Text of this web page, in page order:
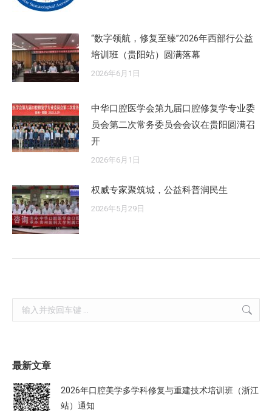
“数字领航，修复至臻”2026年西部行公益
培训班（贵阳站）圆满落幕
2026年6月1日
中华口腔医学会第九届口腔修复学专业委
员会第二次常务委员会会议在贵阳圆满召
开
2026年6月1日
权威专家聚筑城，公益科普润民生
2026年5月29日
Search:
最新文章
2026年口腔美学多学科修复与重建技术培训班（浙江
站）通知